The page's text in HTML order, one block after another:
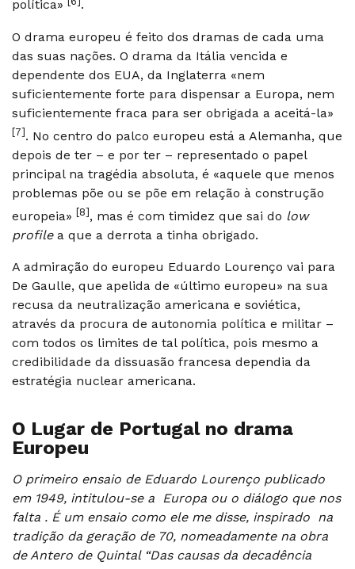
política» .
O drama europeu é feito dos dramas de cada uma
das suas nações. O drama da Itália vencida e
dependente dos EUA, da Inglaterra «nem
suficientemente forte para dispensar a Europa, nem
suficientemente fraca para ser obrigada a aceitá-la»
[7]. No centro do palco europeu está a Alemanha, que
depois de ter – e por ter – representado o papel
principal na tragédia absoluta, é «aquele que menos
problemas põe ou se põe em relação à construção
europeia» [8] , mas é com timidez que sai do low
profilea que a derrota a tinha obrigado.
A admiração do europeu Eduardo Lourenço vai para
De Gaulle, que apelida de «último europeu» na sua
recusa da neutralização americana e soviética,
através da procura de autonomia política e militar –
com todos os limites de tal política, pois mesmo a
credibilidade da dissuasão francesa dependia da
estratégia nuclear americana.
O Lugar de Portugal no drama
Europeu
O primeiro ensaio de Eduardo Lourenço publicado
em 1949, intitulou-se a Europa ou o diálogo que nos
falta . É um ensaio como ele me disse, inspirado na
tradição da geração de 70, nomeadamente na obra
de Antero de Quintal “Das causas da decadência